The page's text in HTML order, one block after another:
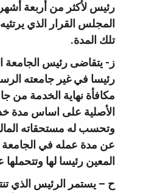
رئيس لأكثر من أربعة
المجلس القرار الذي
تلك المدة.
ز- يتقاضى رئيس الجامعة
رئيسا في غير جامعته
مكافأة نهاية الخدمة من
الأصلية على اساس مدة
وتحسب له مستحقاته
عن مدة عمله في الجامعة
المعين رئيسا لها وتتحملها
ح – يستمر الرئيس الذي